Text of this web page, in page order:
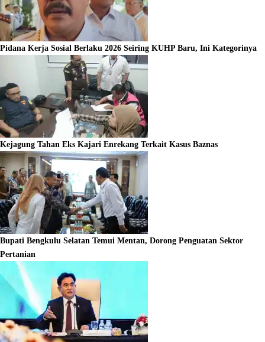
Pidana Kerja Sosial Berlaku 2026 Seiring KUHP Baru, Ini Kategorinya
Kejagung Tahan Eks Kajari Enrekang Terkait Kasus Baznas
Bupati Bengkulu Selatan Temui Mentan, Dorong Penguatan Sektor
Pertanian